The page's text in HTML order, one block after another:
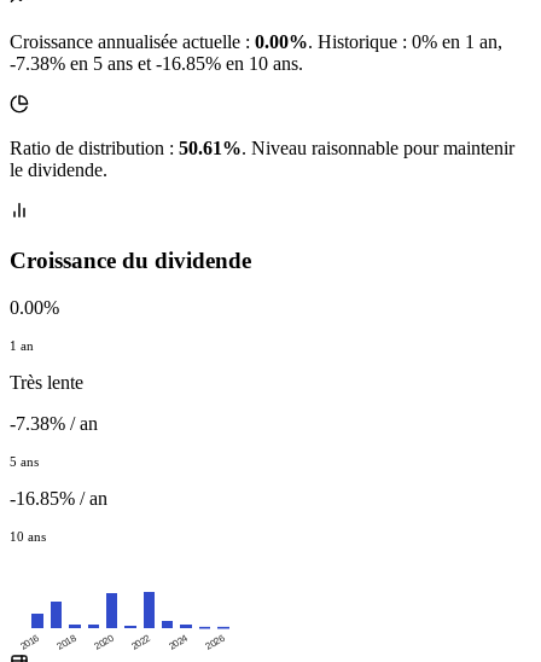
Croissance annualisée actuelle : 0.00%. Historique : 0% en 1 an,
-7.38% en 5 ans et -16.85% en 10 ans.
Ratio de distribution : 50.61%. Niveau raisonnable pour maintenir
le dividende.
Croissance du dividende
0.00%
1 an
Très lente
-7.38% / an
5 ans
-16.85% / an
10 ans
2016 2018 2020 2022 2024 2026